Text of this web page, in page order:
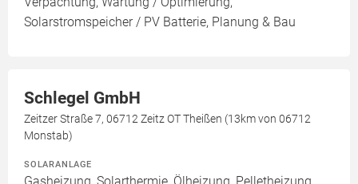
Solarstromspeicher / PV Batterie, Planung & Bau
Schlegel GmbH
Zeitzer Straße 7, 06712 Zeitz OT Theißen (13km von 06712
Monstab)
SOLARANLAGE
Gasheizung, Solarthermie, Ölheizung, Pelletheizung,